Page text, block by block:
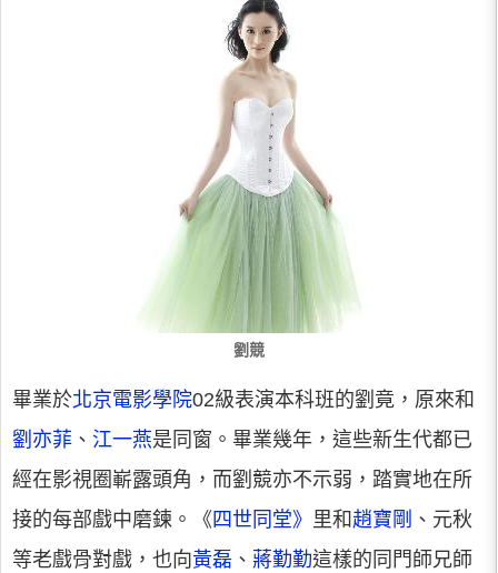
劉競
畢業於北京電影學院02級表演本科班的劉竟，原來和
劉亦菲 、 江一燕是同窗。畢業幾年，這些新生代都已
經在影視圈嶄露頭角，而劉競亦不示弱，踏實地在所
接的每部戲中磨鍊。《 四世同堂》 里和 趙寶剛 、元秋
等老戲骨對戲，也向黃磊 、 蔣勤勤這樣的同門師兄師